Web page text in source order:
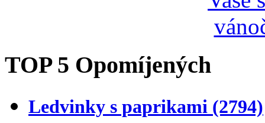
TOP 5 Opomíjených
Ledvinky s paprikami (2794)